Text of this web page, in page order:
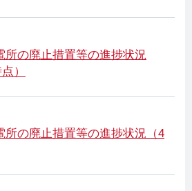
所の廃止措置等の進捗状況
）
所の廃止措置等の進捗状況（4